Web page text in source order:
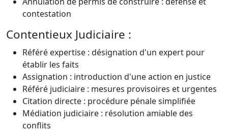
contestation
Contentieux Judiciaire :
Référé expertise : désignation d'un expert pour
établir les faits
Assignation : introduction d'une action en justice
Référé judiciaire : mesures provisoires et urgentes
Citation directe : procédure pénale simplifiée
Médiation judiciaire : résolution amiable des
conflits